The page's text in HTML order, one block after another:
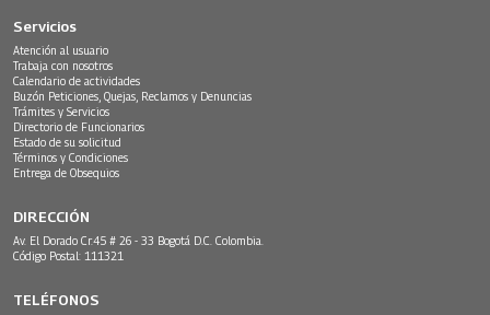
Servicios
Atención al usuario
Trabaja con nosotros
Calendario de actividades
Buzón Peticiones, Quejas, Reclamos y Denuncias
Trámites y Servicios
Directorio de Funcionarios
Estado de su solicitud
Términos y Condiciones
Entrega de Obsequios
DIRECCIÓN
Av. El Dorado Cr.45 # 26 - 33 Bogotá D.C. Colombia.
Código Postal: 111321
TELÉFONOS